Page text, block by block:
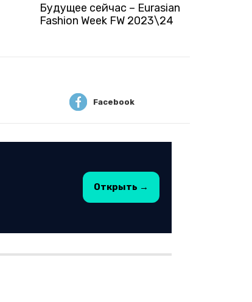
Будущее сейчас – Eurasian
Fashion Week FW 2023\24
Facebook
Открыть →